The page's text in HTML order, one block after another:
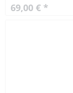
69,00 € *